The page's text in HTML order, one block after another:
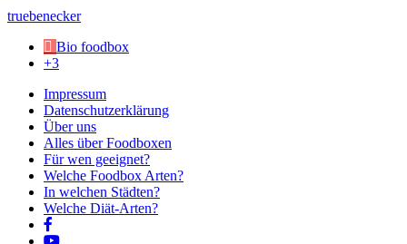
truebenecker
Bio foodbox
+3
Impressum
Datenschutzerklärung
Über uns
Alles über Foodboxen
Für wen geeignet?
Welche Foodbox Arten?
In welchen Städten?
Welche Diät-Arten?